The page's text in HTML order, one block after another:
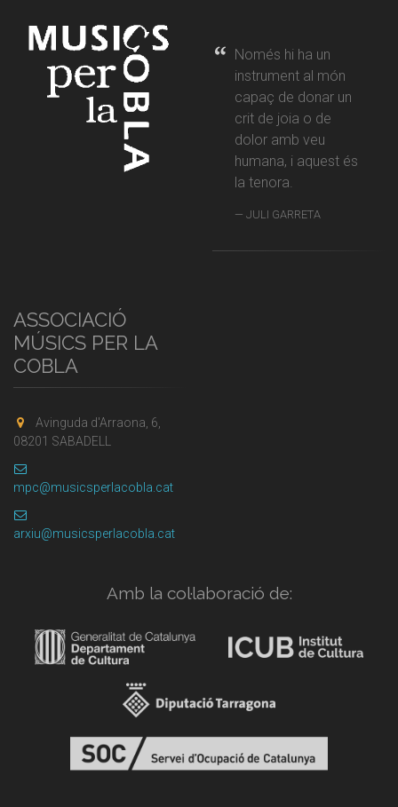
Només hi ha un
instrument al món
capaç de donar un
crit de joia o de
dolor amb veu
humana, i aquest és
la tenora.
JULI GARRETA
ASSOCIACIÓ
MÚSICS PER LA
COBLA
Avinguda d'Arraona, 6,
08201 SABADELL
mpc@musicsperlacobla.cat
arxiu@musicsperlacobla.cat
Amb la col·laboració de: